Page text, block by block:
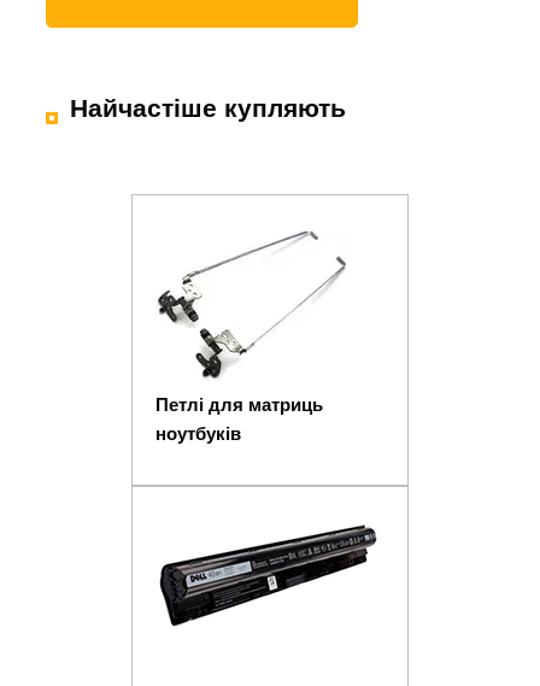
Найчастіше купляють
Петлі для матриць
ноутбуків